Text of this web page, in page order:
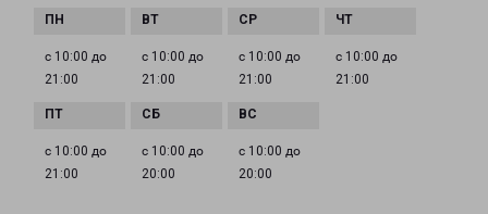
с 10:00 до
21:00
с 10:00 до
21:00
с 10:00 до
21:00
с 10:00 до
21:00
с 10:00 до
21:00
с 10:00 до
20:00
с 10:00 до
20:00